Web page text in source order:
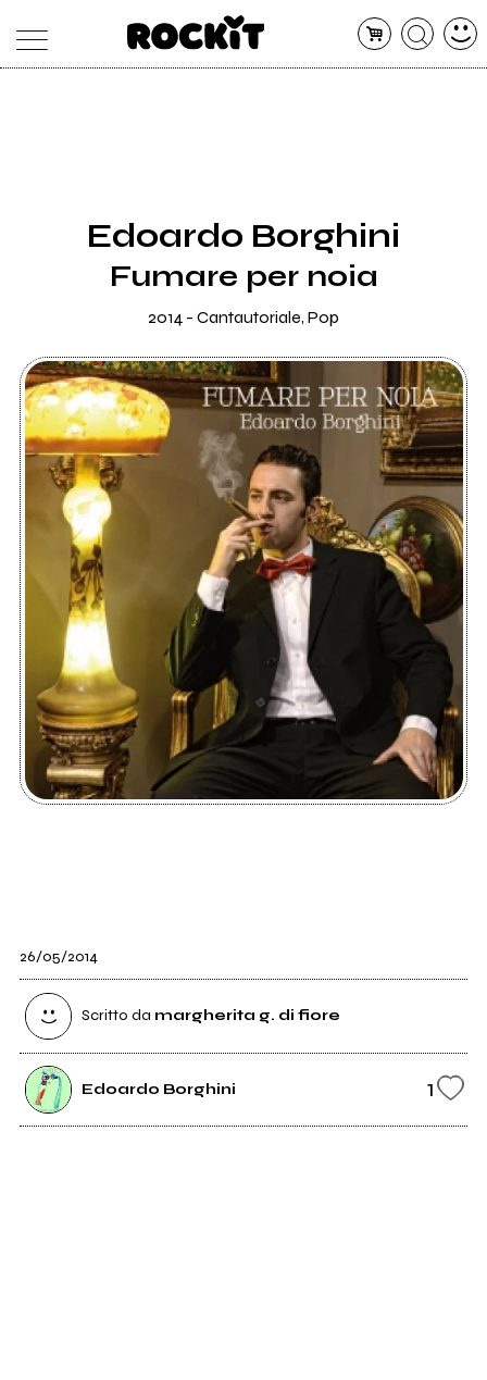
SHOP
RADIO
Edoardo Borghini
Fumare per noia
2014 - Cantautoriale, Pop
26/05/2014
Scritto da margherita g. di fiore
Edoardo Borghini 1